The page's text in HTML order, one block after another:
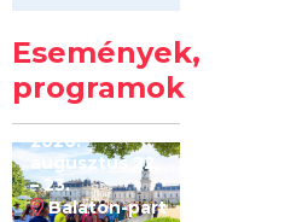
Események,
programok
Kilóméterek
2026
2026.
augusztus 22
– 23.
Balaton-part